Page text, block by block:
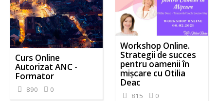
Curs Online
Autorizat ANC -
Formator
890 0
Workshop Online.
Strategii de succes
pentru oamenii în
mișcare cu Otilia
Deac
815 0